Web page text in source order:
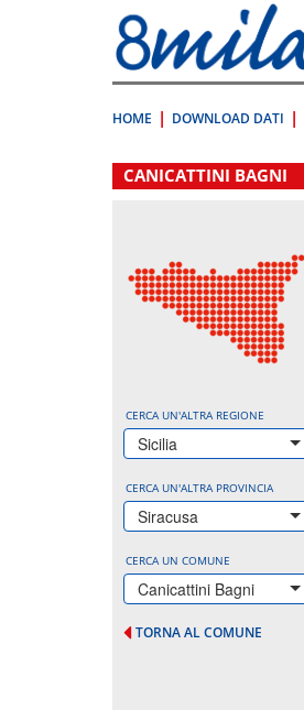
direttamente
a:
Contenuto
HOME DOWNLOAD DATI
.
CANICATTINI BAGNI
CERCA UN'ALTRA REGIONE
Sicilia
CERCA UN'ALTRA PROVINCIA
Siracusa
CERCA UN COMUNE
Canicattini Bagni
TORNA AL COMUNE